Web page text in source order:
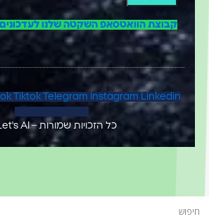
הוואטסאפ השקטה שלנו לעדכונים
Facebook Tiktok Telegram Instagram
כל הזכויות שמורות – Let's AI ©